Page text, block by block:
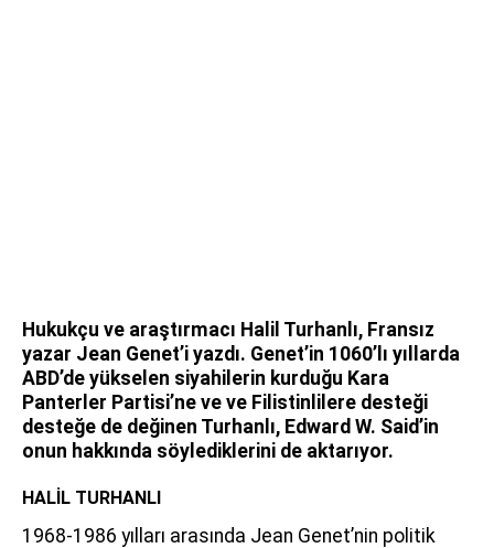
Hukukçu ve araştırmacı Halil Turhanlı, Fransız
yazar Jean Genet’i yazdı. Genet’in 1060’lı yıllarda
ABD’de yükselen siyahilerin kurduğu Kara
Panterler Partisi’ne ve ve Filistinlilere desteği
desteğe de değinen Turhanlı, Edward W. Said’in
onun hakkında söylediklerini de aktarıyor.
HALİL TURHANLI
1968-1986 yılları arasında Jean Genet’nin politik